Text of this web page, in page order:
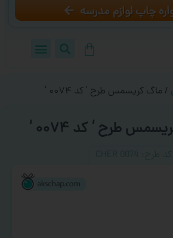
چاپ لوازم مدرسه
/ ماگ کریسمس طرح ‘ کد ۰۰۷۴ ‘
طرح ‘ کد ۰۰۷۴ ‘